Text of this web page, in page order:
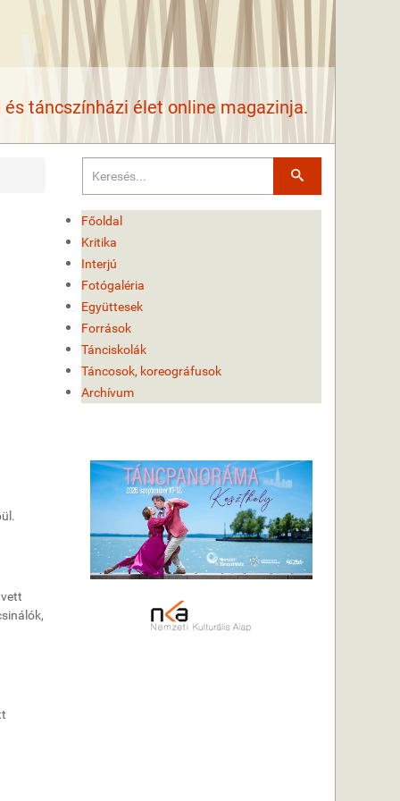
táncszínházi élet online magazinja.
Keresés
Főoldal
Kritika
Interjú
Fotógaléria
Együttesek
Források
Tánciskolák
Táncosok, koreográfusok
Archívum